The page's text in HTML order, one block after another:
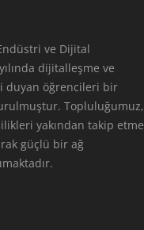
ve Dijital
dijitalleşme ve
duyan öğrencileri bir
Topluluğumuz,
yakından takip etme
güçlü bir ağ